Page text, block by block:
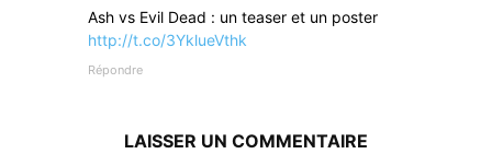
Ash vs Evil Dead : un teaser et un poster
http://t.co/3YklueVthk
Répondre
LAISSER UN COMMENTAIRE